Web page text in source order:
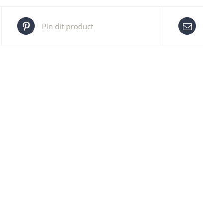
Pin dit product